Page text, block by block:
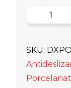
portinari
60462
Tavola
cantidad
SKU: